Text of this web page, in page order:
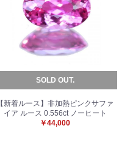
SOLD OUT.
【新着ルース】非加熱ピンクサファ
イア ルース 0.556ct ノーヒート
￥44,000